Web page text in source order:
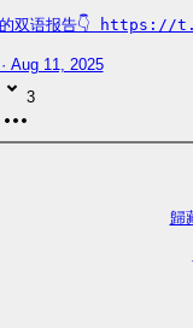
的双语报告👇
Aug 11, 2025
3
歸